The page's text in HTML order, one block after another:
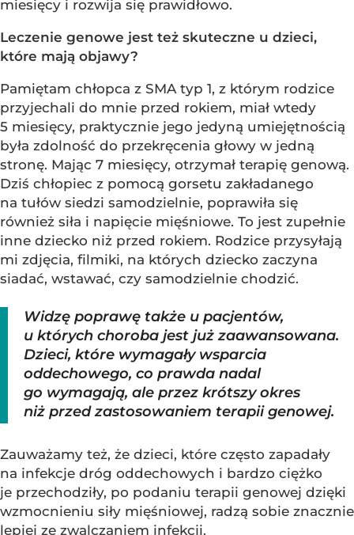
miesięcy i rozwija się prawidłowo.
Leczenie genowe jest też skuteczne u dzieci,
które mają objawy?
Pamiętam chłopca z SMA typ 1, z którym rodzice
przyjechali do mnie przed rokiem, miał wtedy
5 miesięcy, praktycznie jego jedyną umiejętnością
była zdolność do przekręcenia głowy w jedną
stronę. Mając 7 miesięcy, otrzymał terapię genową.
Dziś chłopiec z pomocą gorsetu zakładanego
na tułów siedzi samodzielnie, poprawiła się
również siła i napięcie mięśniowe. To jest zupełnie
inne dziecko niż przed rokiem. Rodzice przysyłają
mi zdjęcia, filmiki, na których dziecko zaczyna
siadać, wstawać, czy samodzielnie chodzić.
Widzę poprawę także u pacjentów,
u których choroba jest już zaawansowana.
Dzieci, które wymagały wsparcia
oddechowego, co prawda nadal
go wymagają, ale przez krótszy okres
niż przed zastosowaniem terapii genowej.
Zauważamy też, że dzieci, które często zapadały
na infekcje dróg oddechowych i bardzo ciężko
je przechodziły, po podaniu terapii genowej dzięki
wzmocnieniu siły mięśniowej, radzą sobie znacznie
lepiej ze zwalczaniem infekcji.